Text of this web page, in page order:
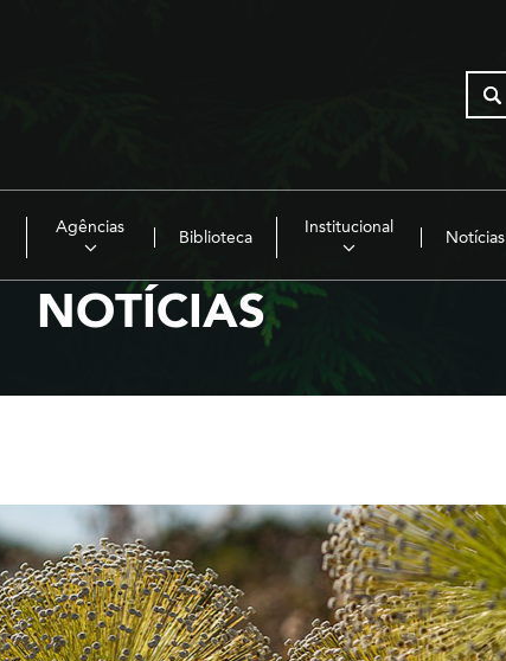
Agências
Biblioteca
Institucional
Notícias
NOTÍCIAS